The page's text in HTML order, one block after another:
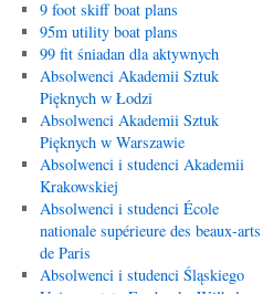
9 foot skiff boat plans
95m utility boat plans
99 fit śniadan dla aktywnych
Absolwenci Akademii Sztuk
Pięknych w Łodzi
Absolwenci Akademii Sztuk
Pięknych w Warszawie
Absolwenci i studenci Akademii
Krakowskiej
Absolwenci i studenci École
nationale supérieure des beaux-arts
de Paris
Absolwenci i studenci Śląskiego